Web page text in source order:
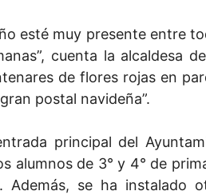
esté muy presente entre
cuenta la alcaldesa
de flores rojas en
postal navideña”.
principal del
alumnos de 3° y 4° de
Además, se ha instalado